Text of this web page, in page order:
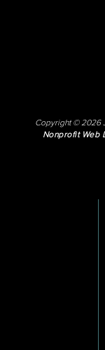
Copyright © 2026
Nonprofit Web